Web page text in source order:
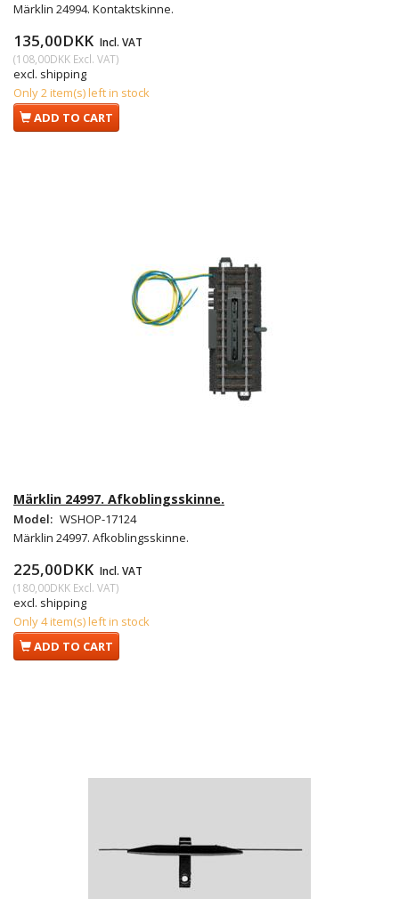
Märklin 24994. Kontaktskinne.
135,00DKK Incl. VAT
(108,00DKK Excl. VAT)
excl. shipping
Only 2 item(s) left in stock
ADD TO CART
Märklin 24997. Afkoblingsskinne.
Model: WSHOP-17124
Märklin 24997. Afkoblingsskinne.
225,00DKK Incl. VAT
(180,00DKK Excl. VAT)
excl. shipping
Only 4 item(s) left in stock
ADD TO CART